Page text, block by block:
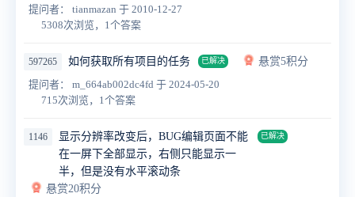
提问者： tianmazan 于 2010-12-27
5308次浏览，1个答案
597265 如何获取所有项目的任务 已解决
悬赏5积分
提问者： m_664ab002dc4fd 于 2024-05-20
715次浏览，1个答案
1146
显示分辨率改变后，BUG编辑页面不能
在一屏下全部显示，右侧只能显示一
半，但是没有水平滚动条
已解决
悬赏20积分